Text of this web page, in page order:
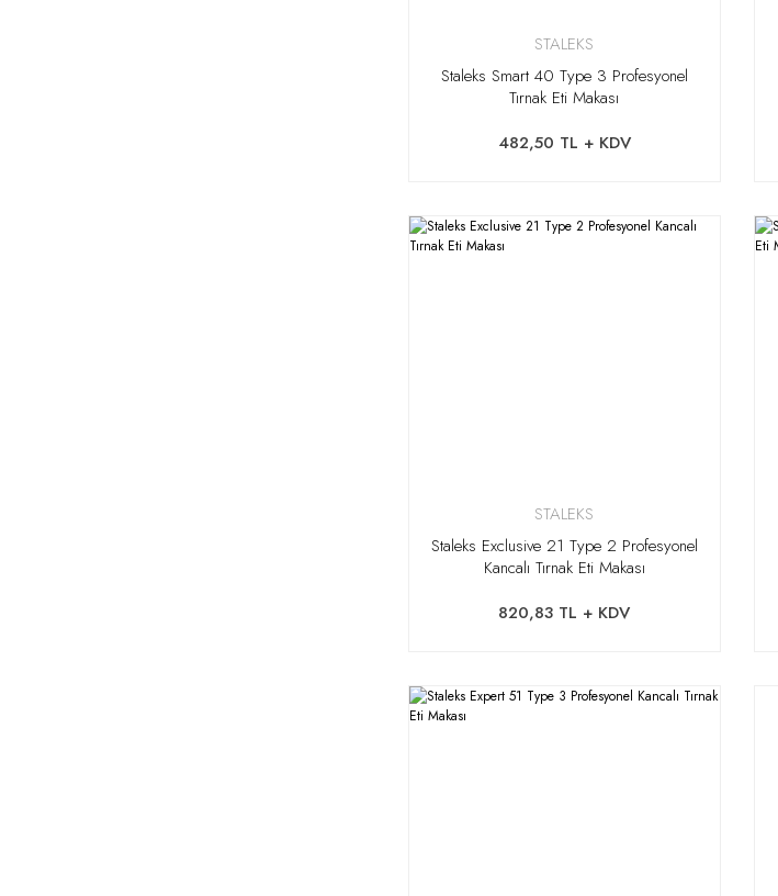
STALEKS
Staleks Smart 40 Type 3 Profesyonel
Tırnak Eti Makası
482,50 TL + KDV
STALEKS
Staleks Exclusive 21 Type 2 Profesyonel
Kancalı Tırnak Eti Makası
820,83 TL + KDV